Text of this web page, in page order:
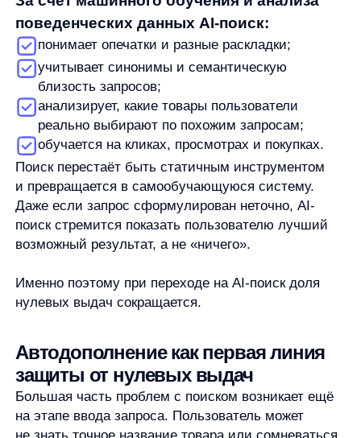
автодополнение.
Умное автодополнение на базе AI:
подсказывает популярные и релевантные
формулировки;
корректирует направление поиска ещё
до нажатия Enter;
снижает количество «плохих» запросов.
В отличие от статических подсказок, AI-
автодополнение учитывает актуальный спрос,
сезонность и поведение пользователей. Это
позволяет направлять пользователя к результатам,
которые с высокой вероятностью приведут
к покупке, и тем самым заранее снижать
количество нулевых выдач.
Что делать, если нулевая выдача
всё-таки произошла
разница AI-поиска в том, как он работает с такими
ситуациями.
Классический подход — показать
пользователю сообщение «ничего
не найдено». AI-поиск предлагает